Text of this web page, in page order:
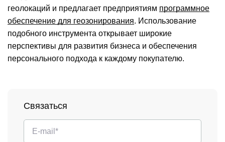
геолокаций и предлагает предприятиям программное
обеспечение для геозонирования. Использование
подобного инструмента открывает широкие
перспективы для развития бизнеса и обеспечения
персонального подхода к каждому покупателю.
Связаться